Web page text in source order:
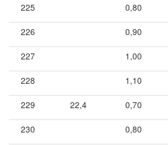
225 0,80
226 0,90
227 1,00
228 1,10
229 22,4 0,70
230 0,80